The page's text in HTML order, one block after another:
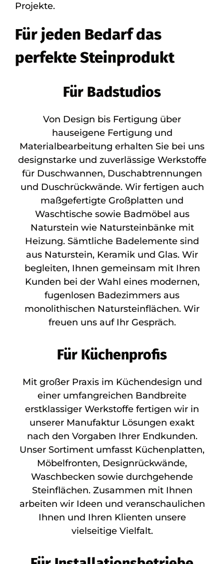
Projekte.
Für jeden Bedarf das
perfekte Steinprodukt
Für Badstudios
Von Design bis Fertigung über
hauseigene Fertigung und
Materialbearbeitung erhalten Sie bei uns
designstarke und zuverlässige Werkstoffe
für Duschwannen, Duschabtrennungen
und Duschrückwände. Wir fertigen auch
maßgefertigte Großplatten und
Waschtische sowie Badmöbel aus
Naturstein wie Natursteinbänke mit
Heizung. Sämtliche Badelemente sind
aus Naturstein, Keramik und Glas. Wir
begleiten, Ihnen gemeinsam mit Ihren
Kunden bei der Wahl eines modernen,
fugenlosen Badezimmers aus
monolithischen Natursteinflächen. Wir
freuen uns auf Ihr Gespräch.
Für Küchenprofis
Mit großer Praxis im Küchendesign und
einer umfangreichen Bandbreite
erstklassiger Werkstoffe fertigen wir in
unserer Manufaktur Lösungen exakt
nach den Vorgaben Ihrer Endkunden.
Unser Sortiment umfasst Küchenplatten,
Möbelfronten, Designrückwände,
Waschbecken sowie durchgehende
Steinflächen. Zusammen mit Ihnen
arbeiten wir Ideen und veranschaulichen
Ihnen und Ihren Klienten unsere
vielseitige Vielfalt.